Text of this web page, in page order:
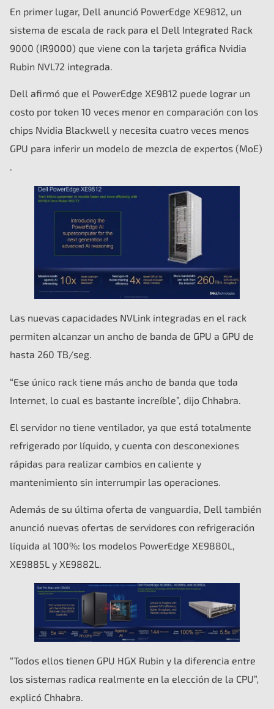
En primer lugar, Dell anunció PowerEdge XE9812, un
sistema de escala de rack para el Dell Integrated Rack
9000 (IR9000) que viene con la tarjeta gráfica Nvidia
Rubin NVL72 integrada.
Dell afirmó que el PowerEdge XE9812 puede lograr un
costo por token 10 veces menor en comparación con los
chips Nvidia Blackwell y necesita cuatro veces menos
GPU para inferir un modelo de mezcla de expertos (MoE)
.
Las nuevas capacidades NVLink integradas en el rack
permiten alcanzar un ancho de banda de GPU a GPU de
hasta 260 TB/seg.
“Ese único rack tiene más ancho de banda que toda
Internet, lo cual es bastante increíble”, dijo Chhabra.
El servidor no tiene ventilador, ya que está totalmente
refrigerado por líquido, y cuenta con desconexiones
rápidas para realizar cambios en caliente y
mantenimiento sin interrumpir las operaciones.
Además de su última oferta de vanguardia, Dell también
anunció nuevas ofertas de servidores con refrigeración
líquida al 100%: los modelos PowerEdge XE9880L,
XE9885L y XE9882L.
“Todos ellos tienen GPU HGX Rubin y la diferencia entre
los sistemas radica realmente en la elección de la CPU”,
explicó Chhabra.